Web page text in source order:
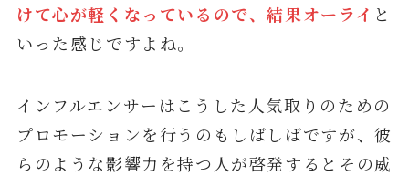
けて心が軽くなっているので、結果オーライ と
いった感じですよね。
インフルエンサーはこうした人気取りのための
プロモーションを行うのもしばしばですが、彼
らのような影響力を持つ人が啓発するとその威